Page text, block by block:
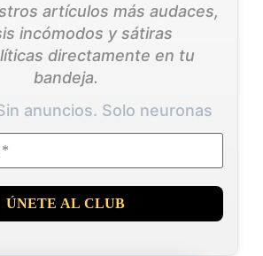
artículos más audaces,
incómodos y sátiras
directamente en tu
bandeja.
anuncios. Solo neuronas